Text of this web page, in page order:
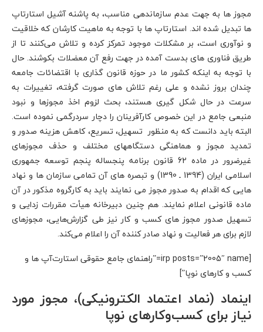
مجوز ها به جهت عدم سازماندهی مناسب، به پاشنه آشیل استارتاپ
ها تبدیل شده اند. استارتاپ ها با توجه به ماهیت کارشان که خلاقیت
و نوآوری است، بر مشکلات موجود تمرکز کرده و تلاش می‌کنند تا از
طریق فناوری های بدست آمده در جهت رفع آن معضلات بکوشند. حال
با توجه به اینکه کشور ما در حوزه قانون گذاری با اقتضائات جامعه
چندان بروز نشده و علی رغم تلاش های صورت گرفته، تغییرات به
سرعت در حال شکل گیری هستند، بحث لزوم اخذ مجوزها و نبود
منبعی جامع در این خصوص کارآفرینان را دچار سردرگمی نموده است.
البته باید دانست که به منظور تسهیل، تسریع، کاهش هزینه صدور و
تمدید مجوز و هماهنگی دستگاههای مختلف و حذف مجوزهای
غیرضرور در ماده 62 قانون برنامه پنجساله پنجم توسعه جمهوری
اسلامی ایران (1394 ـ 1390) و تبصره های آن تمامی سازمان ها و نهاد
هایی که اقدام به صدور مجوز می نمایند باید به کارگروه مذکور در آن
ماده قانونی اعلام نمایند. هم چنین دبیرخانه هیأت مقررات زدایی و
تسهیل صدور مجوز های کسب و کار نیز طی گزارش‌هایی، مجوزهای
لازم برای هر فعالیت و نهاد صادر کننده آن را اعلام می‌کند.
[irp posts=”2005″ name=”راهنمای جامع حقوقی استارت‌آپ‌ ها و
کسب و کار‌های نوپا”]
اینماد (نماد اعتماد الکترونیکی)، مجوز مورد
نیاز برای کسب‌وکارهای نوپا